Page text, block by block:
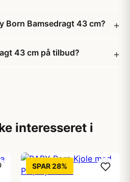
Born Bamsedragt 43 cm?
43 cm på tilbud?
interesseret i
SPAR 28%